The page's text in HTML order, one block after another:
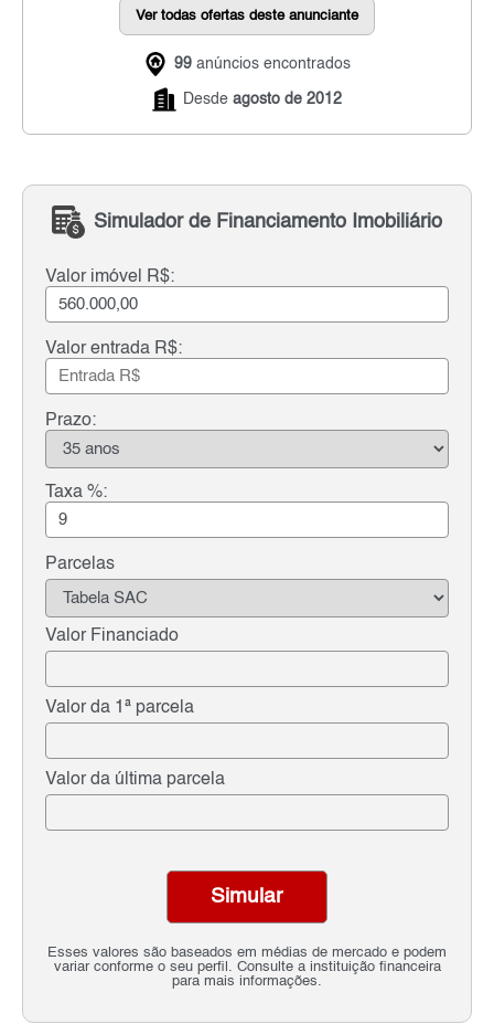
Ver todas ofertas deste anunciante
99 anúncios encontrados
Desde agosto de 2012
Simulador de Financiamento Imobiliário
Valor imóvel R$:
Valor entrada R$:
Prazo:
Taxa %:
Parcelas
Valor Financiado
Valor da 1ª parcela
Valor da última parcela
Esses valores são baseados em médias de mercado e podem
variar conforme o seu perfil. Consulte a instituição financeira
para mais informações.
Simular